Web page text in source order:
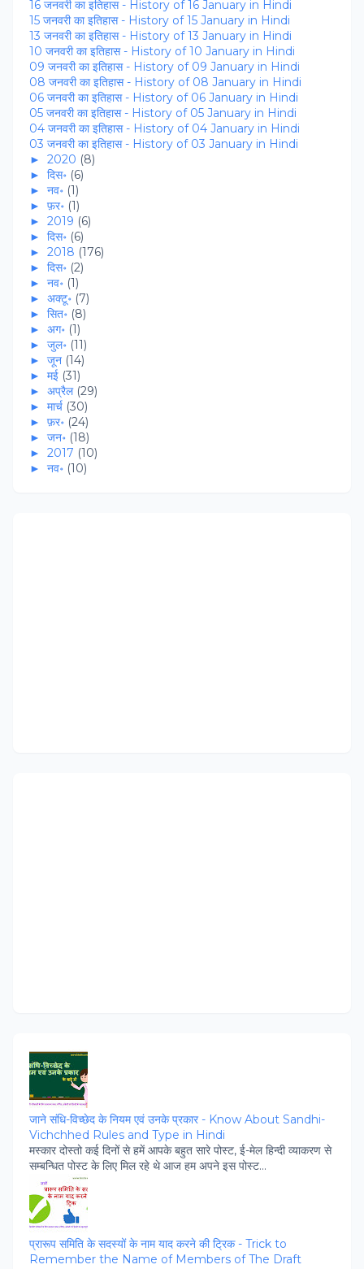
16 जनवरी का इतिहास - History of 16 January in Hindi
15 जनवरी का इतिहास - History of 15 January in Hindi
13 जनवरी का इतिहास - History of 13 January in Hindi
10 जनवरी का इतिहास - History of 10 January in Hindi
09 जनवरी का इतिहास - History of 09 January in Hindi
08 जनवरी का इतिहास - History of 08 January in Hindi
06 जनवरी का इतिहास - History of 06 January in Hindi
05 जनवरी का इतिहास - History of 05 January in Hindi
04 जनवरी का इतिहास - History of 04 January in Hindi
03 जनवरी का इतिहास - History of 03 January in Hindi
► 2020 (8)
► दिस॰ (6)
► नव॰ (1)
► फ़र॰ (1)
► 2019 (6)
► दिस॰ (6)
► 2018 (176)
► दिस॰ (2)
► नव॰ (1)
► अक्टू॰ (7)
► सित॰ (8)
► अग॰ (1)
► जुल॰ (11)
► जून (14)
► मई (31)
► अप्रैल (29)
► मार्च (30)
► फ़र॰ (24)
► जन॰ (18)
► 2017 (10)
► नव॰ (10)
जाने संधि-विच्‍छेद के नियम एवं उनके प्रकार - Know About Sandhi-
Vichchhed Rules and Type in Hindi
मस्‍कार दोस्‍तो कई दिनों से हमें आपके बहुत सारे पोस्‍ट, ई-मेल हिन्‍दी व्‍याकरण से
सम्‍बन्धित पोस्‍ट के लिए मिल रहे थे आज हम अपने इस पोस्‍ट...
प्रारूप समिति के सदस्‍यों के नाम याद करने की ट्रिक - Trick to
Remember the Name of Members of The Draft